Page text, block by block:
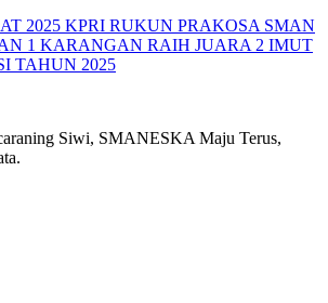
2025 KPRI RUKUN PRAKOSA SMAN
1 KARANGAN RAIH JUARA 2 IMUT
TAHUN 2025
Siwi, SMANESKA Maju Terus,